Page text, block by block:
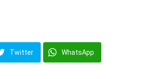
Twitter WhatsApp